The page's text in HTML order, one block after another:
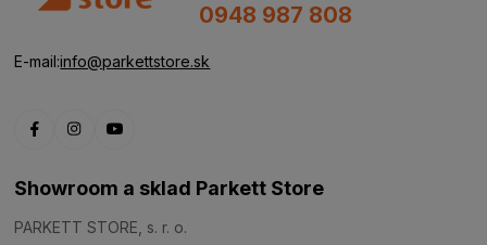
0948 987 808
E-mail:info@parkettstore.sk
Showroom a sklad Parkett Store
PARKETT STORE, s. r. o.